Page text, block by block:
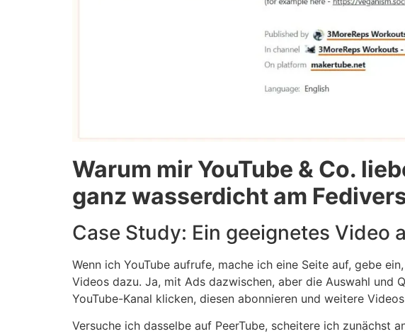
Warum mir YouTube & Co.
ganz wasserdicht am
Case Study: Ein geeignetes Video
Wenn ich YouTube aufrufe, mache ich eine Seite auf, gebe
Videos dazu. Ja, mit Ads dazwischen, aber die Auswahl und
YouTube-Kanal klicken, diesen abonnieren und weitere
Versuche ich dasselbe auf PeerTube, scheitere ich zunächst